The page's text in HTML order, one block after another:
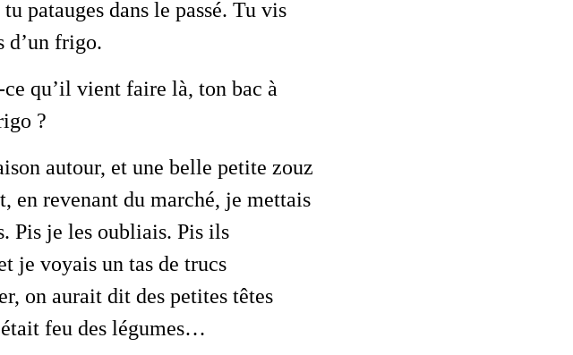
patauges dans le passé. Tu vis
d’un frigo.
qu’il vient faire là, ton bac à
?
autour, et une belle petite zouz
en revenant du marché, je mettais
Pis je les oubliais. Pis ils
je voyais un tas de trucs
on aurait dit des petites têtes
feu des légumes…